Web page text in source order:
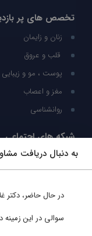
تخصص های پر
زنان و زایمان
قلب و عروق
پوست ، مو و زیبایی
مغز و اعصاب
روانشناسی
شبکه های اجتماعی
ما را در شبکه های
به دنبال دریافت
در حال حاضر، دکتر
سوالی در این زمینه